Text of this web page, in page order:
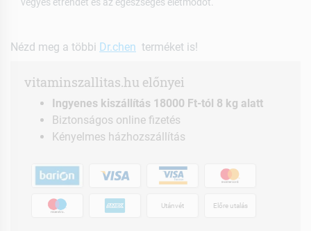
Nézd meg a többi Dr.chen terméket is!
vitaminszallitas.hu előnyei
Ingyenes kiszállítás 18000 Ft-tól 8 kg alatt
Biztonságos online fizetés
Kényelmes házhozszállítás
Utánvét Előre utalás